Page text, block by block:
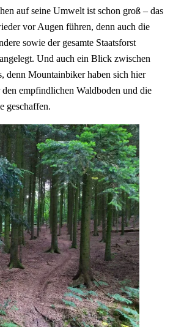
auf seine Umwelt ist schon groß – das
vor Augen führen, denn auch die
sowie der gesamte Staatsforst
Und auch ein Blick zwischen
denn Mountainbiker haben sich hier
empfindlichen Waldboden und die
geschaffen.